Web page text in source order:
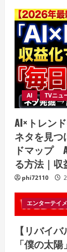
AI TVニュ
AI×トレン
ネタを見つ
ドマップ
る方法｜
phi72110
エンターテイ
【リバイ
「僕の太